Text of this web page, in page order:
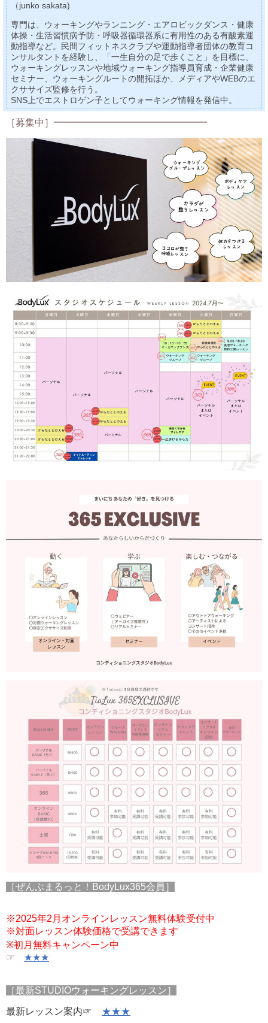
（junko sakata)
専門は、ウォーキングやランニング・エアロビックダンス・健康
体操・生活習慣病予防・呼吸器循環器系に有用性のある有酸素運
動指導など。民間フィットネスクラブや運動指導者団体の教育コ
ンサルタントを経験し、「一生自分の足で歩くこと」を目標に、
ウォーキングレッスンや地域ウォーキング指導員育成・企業健康
セミナー、ウォーキングルートの開拓ほか、メディアやWEBのエ
クササイズ監修を行う。
SNS上でエストロゲン子としてウォーキング情報を発信中。
［募集中］━━━━━━━━━━━━━━━━
［ぜんぶまるっと！BodyLux365会員］
※2025年2月オンラインレッスン無料体験受付中
※対面レッスン体験価格で受講できます
※初月無料キャンペーン中
☞ ★★★
［最新STUDIOウォーキングレッスン］
最新レッスン案内☞ ★★★